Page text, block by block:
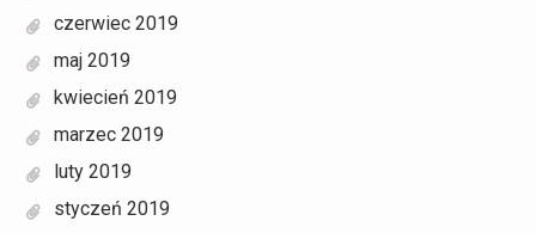
czerwiec 2019
maj 2019
kwiecień 2019
marzec 2019
luty 2019
styczeń 2019